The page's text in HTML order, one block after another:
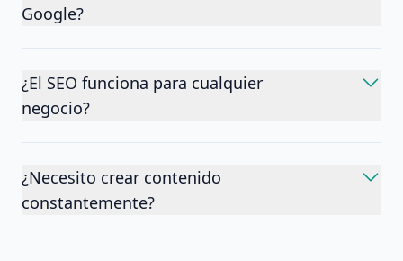
Google?
¿El SEO funciona para cualquier
negocio?
¿Necesito crear contenido
constantemente?